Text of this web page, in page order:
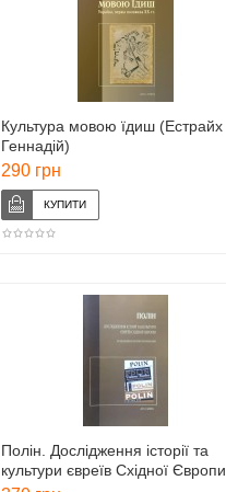
Культура мовою їдиш (Естрайх
Геннадій)
290 грн
Полін. Дослідження історії та
культури євреїв Східної Європи